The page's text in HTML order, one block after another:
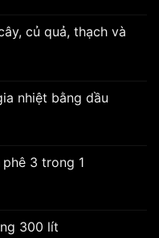
củ quả, thạch và
nhiệt bằng dầu
3 trong 1
300 lít